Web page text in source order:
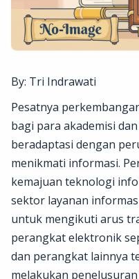
By: Tri Indrawati
Pesatnya
bagi para akademisi
beradaptasi dengan
menikmati informasi.
kemajuan teknologi
sektor layanan
untuk mengikuti arus
perangkat elektronik
dan perangkat lainnya
melakukan